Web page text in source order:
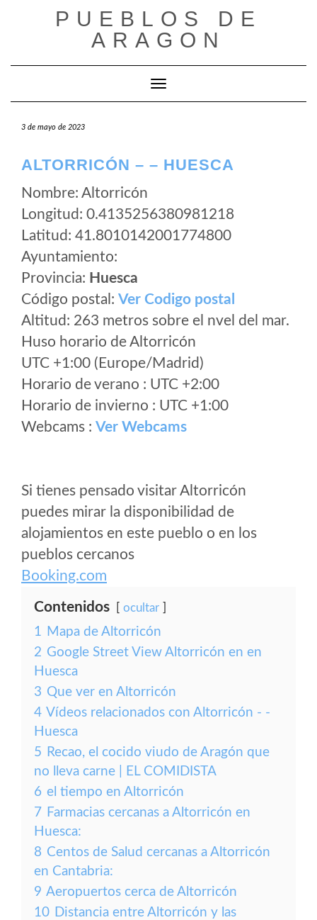
PUEBLOS DE
ARAGON
Cambiar modo de navegación
3 de mayo de 2023
ALTORRICÓN – – HUESCA
Nombre: Altorricón
Longitud: 0.4135256380981218
Latitud: 41.8010142001774800
Ayuntamiento:
Provincia: Huesca
Código postal: Ver Codigo postal
Altitud: 263 metros sobre el nvel del mar.
Huso horario de Altorricón
UTC +1:00 (Europe/Madrid)
Horario de verano : UTC +2:00
Horario de invierno : UTC +1:00
Webcams : Ver Webcams
Si tienes pensado visitar Altorricón
puedes mirar la disponibilidad de
alojamientos en este pueblo o en los
pueblos cercanos
Booking.com
Contenidos ocultar
1 Mapa de Altorricón
2 Google Street View Altorricón en en
Huesca
3 Que ver en Altorricón
4 Vídeos relacionados con Altorricón - -
Huesca
5 Recao, el cocido viudo de Aragón que
no lleva carne | EL COMIDISTA
6 el tiempo en Altorricón
7 Farmacias cercanas a Altorricón en
Huesca:
8 Centos de Salud cercanas a Altorricón
en Cantabria:
9 Aeropuertos cerca de Altorricón
10 Distancia entre Altorricón y las